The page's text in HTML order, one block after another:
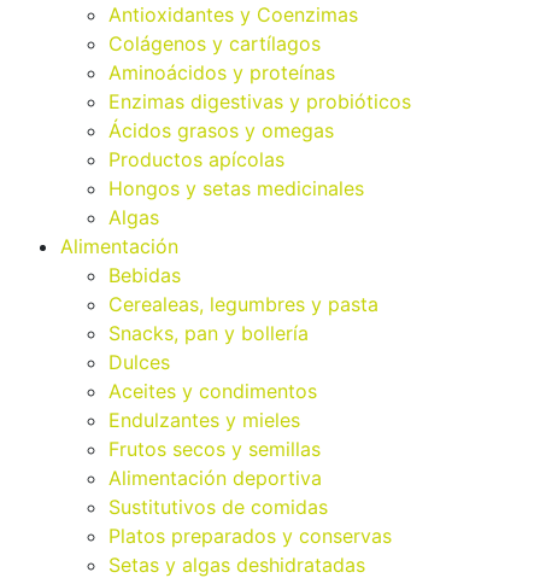
Antioxidantes y Coenzimas
Colágenos y cartílagos
Aminoácidos y proteínas
Enzimas digestivas y probióticos
Ácidos grasos y omegas
Productos apícolas
Hongos y setas medicinales
Algas
Alimentación
Bebidas
Cerealeas, legumbres y pasta
Snacks, pan y bollería
Dulces
Aceites y condimentos
Endulzantes y mieles
Frutos secos y semillas
Alimentación deportiva
Sustitutivos de comidas
Platos preparados y conservas
Setas y algas deshidratadas